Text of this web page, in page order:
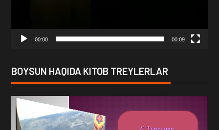
00:00 00:09
BOYSUN HAQIDA KITOB TREYLERLAR
Video
Player